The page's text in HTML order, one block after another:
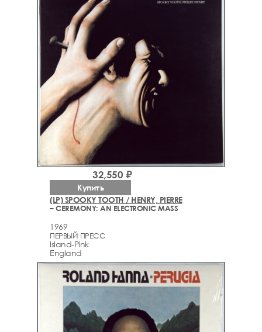
(LP) SPOOKY TOOTH / HENRY, PIERRE
– CEREMONY: AN ELECTRONIC MASS
1969
ПЕРВЫЙ ПРЕСС
Island-Pink
England
32,550 ₽
Купить